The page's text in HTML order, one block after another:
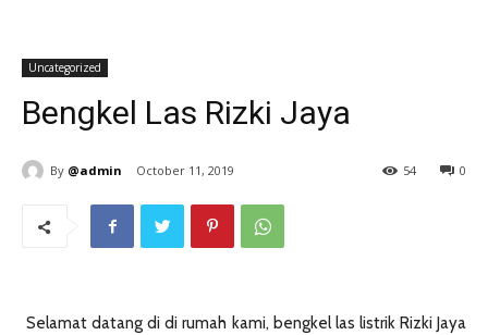
Uncategorized
Bengkel Las Rizki Jaya
By @admin October 11, 2019 0
54
Selamat datang di di rumah kami, bengkel las listrik Rizki Jaya